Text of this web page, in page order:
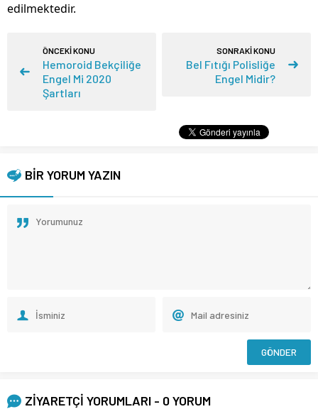
edilmektedir.
ÖNCEKİ KONU
Hemoroid Bekçiliğe
Engel Mi 2020
Şartları
SONRAKİ KONU
Bel Fıtığı Polisliğe
Engel Midir?
BİR YORUM YAZIN
ZİYARETÇİ YORUMLARI - 0 YORUM